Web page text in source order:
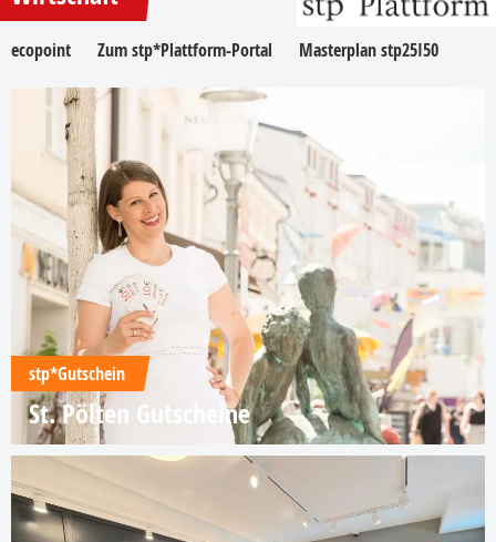
ecopoint Zum stp*Plattform-Portal Masterplan stp25I50
stp*Gutschein
St. Pölten Gutscheine